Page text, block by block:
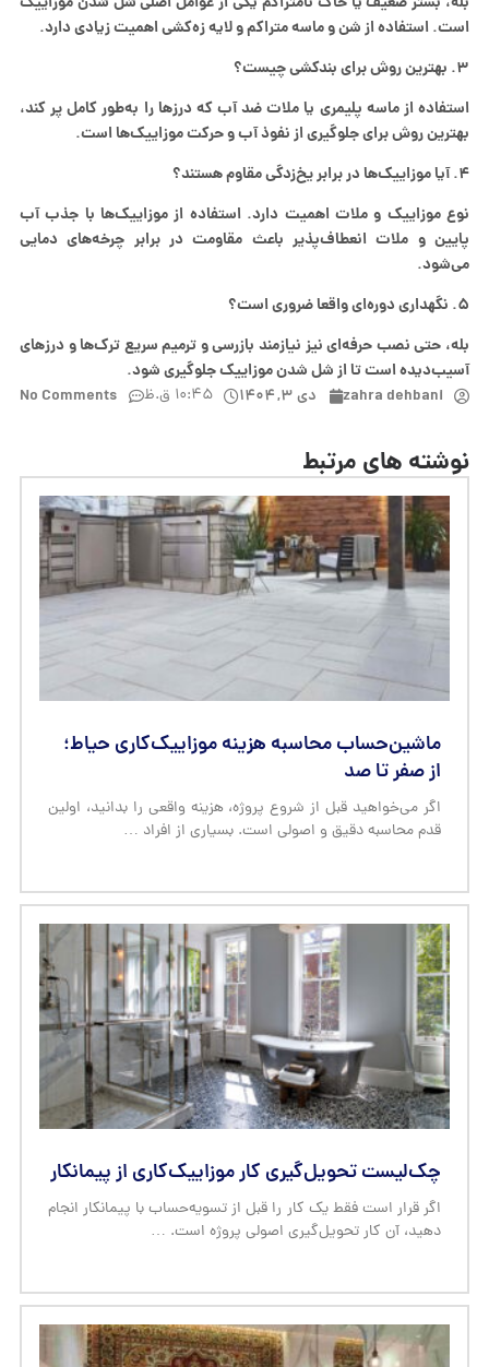
نوع موزاییک و ملات اهمیت دارد. استفاده از موزاییک‌ها با جذب آب
پایین و ملات انعطاف‌پذیر باعث مقاومت در برابر چرخه‌های دمایی
می‌شود.
۵. نگهداری دوره‌ای واقعا ضروری است؟
بله، حتی نصب حرفه‌ای نیز نیازمند بازرسی و ترمیم سریع ترک‌ها و درزهای
آسیب‌دیده است تا از شل شدن موزاییک جلوگیری شود.
نوشته های مرتبط
ماشین‌حساب محاسبه هزینه موزاییک‌کاری حیاط؛
از صفر تا صد
اگر می‌خواهید قبل از شروع پروژه، هزینه واقعی را بدانید، اولین
قدم محاسبه دقیق و اصولی است. بسیاری از افراد …
چک‌لیست تحویل‌گیری کار موزاییک‌کاری از پیمانکار
اگر قرار است فقط یک کار را قبل از تسویه‌حساب با پیمانکار انجام
دهید، آن کار تحویل‌گیری اصولی پروژه است. …